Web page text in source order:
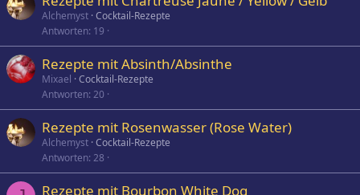
Alchemyst Cocktail-Rezepte
Antworten 19
Rezepte mit Absinth/Absinthe
Mixael Cocktail-Rezepte
Antworten 20
Rezepte mit Rosenwasser (Rose Water)
Alchemyst Cocktail-Rezepte
Antworten 28
Rezepte mit Bourbon White Dog